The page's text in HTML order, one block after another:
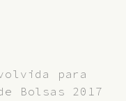
para
Bolsas 2017